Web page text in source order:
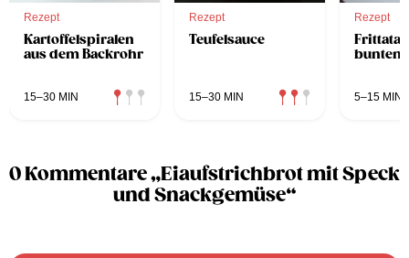
Rezept
Kartoffelspiralen
aus dem Backrohr
15–30 MIN
Rezept
Teufelsauce
15–30 MIN
Rezept
Frittata
bunten
5–15 MIN
0 Kommentare „Eiaufstrichbrot mit Speck
und Snackgemüse“